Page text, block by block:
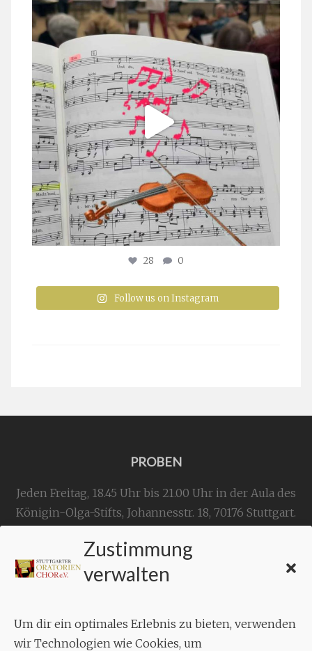
Zustimmung
verwalten
Um dir ein optimales Erlebnis zu bieten, verwenden
wir Technologien wie Cookies, um
stuttgarter_oratorienchor
Juli 23
28 0
Follow us on Instagram
PROBEN
Jeden Freitag, 18.45 Uhr bis 21.00 Uhr in der Aula des
Königin-Olga-Stifts, Johannesstr. 18, 70176 Stuttgart.
KONTAKT
Geschäftsstelle:
Aixheimer Str. 18
70619 Stuttgart